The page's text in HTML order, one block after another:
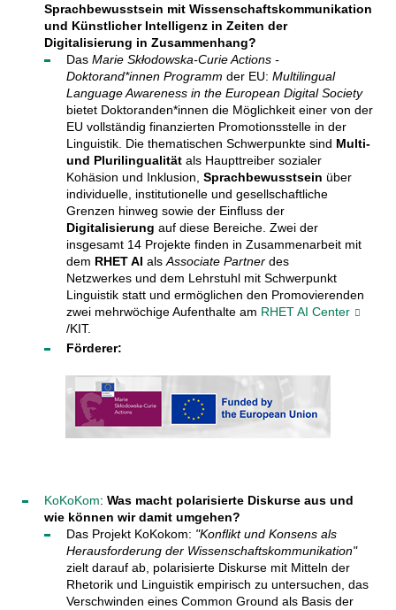
Sprachbewusstsein mit Wissenschaftskommunikation
und Künstlicher Intelligenz in Zeiten der
Digitalisierung in Zusammenhang?
Das Marie Skłodowska-Curie Actions -
Doktorand*innen Programm der EU: Multilingual
Language Awareness in the European Digital Society
bietet Doktoranden*innen die Möglichkeit einer von der
EU vollständig finanzierten Promotionsstelle in der
Linguistik. Die thematischen Schwerpunkte sind Multi-
und Plurilingualitätals Haupttreiber sozialer
Kohäsion und Inklusion, Sprachbewusstsein über
individuelle, institutionelle und gesellschaftliche
Grenzen hinweg sowie der Einfluss der
Digitalisierung auf diese Bereiche. Zwei der
insgesamt 14 Projekte finden in Zusammenarbeit mit
dem RHET AI als Associate Partner des
Netzwerkes und dem Lehrstuhl mit Schwerpunkt
Linguistik statt und ermöglichen den Promovierenden
zwei mehrwöchige Aufenthalte am RHET AI Center
/KIT.
Förderer:
KoKoKom: Was macht polarisierte Diskurse aus und
wie können wir damit umgehen?
Das Projekt KoKokom: "Konflikt und Konsens als
Herausforderung der Wissenschaftskommunikation"
zielt darauf ab, polarisierte Diskurse mit Mitteln der
Rhetorik und Linguistik empirisch zu untersuchen, das
Verschwinden eines Common Ground als Basis der